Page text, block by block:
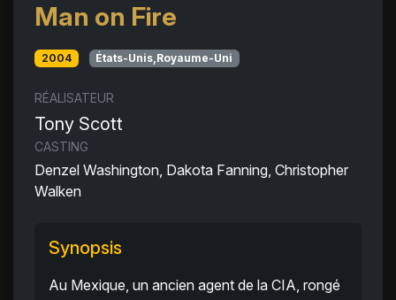
Man on Fire
2004 États-Unis,Royaume-Uni
RÉALISATEUR
Tony Scott
CASTING
Denzel Washington, Dakota Fanning, Christopher
Walken
Synopsis
Au Mexique, un ancien agent de la CIA, rongé